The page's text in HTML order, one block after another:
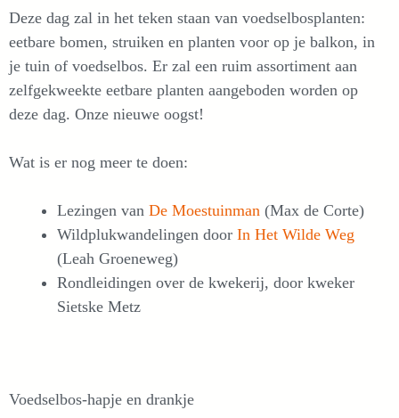
Deze dag zal in het teken staan van voedselbosplanten:
eetbare bomen, struiken en planten voor op je balkon, in
je tuin of voedselbos. Er zal een ruim assortiment aan
zelfgekweekte eetbare planten aangeboden worden op
deze dag. Onze nieuwe oogst!
Wat is er nog meer te doen:
Lezingen van De Moestuinman (Max de Corte)
Wildplukwandelingen door In Het Wilde Weg
(Leah Groeneweg)
Rondleidingen over de kwekerij, door kweker
Sietske Metz
Voedselbos-hapje en drankje